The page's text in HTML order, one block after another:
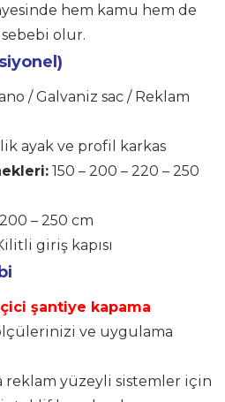
hem kamu hem de
olur.
/ Galvaniz sac / Reklam
ayak ve profil karkas
150 – 200 – 220 – 250
200 – 250 cm
giriş kapısı
şantiye kapama
ve uygulama
reklam yüzeyli sistemler için